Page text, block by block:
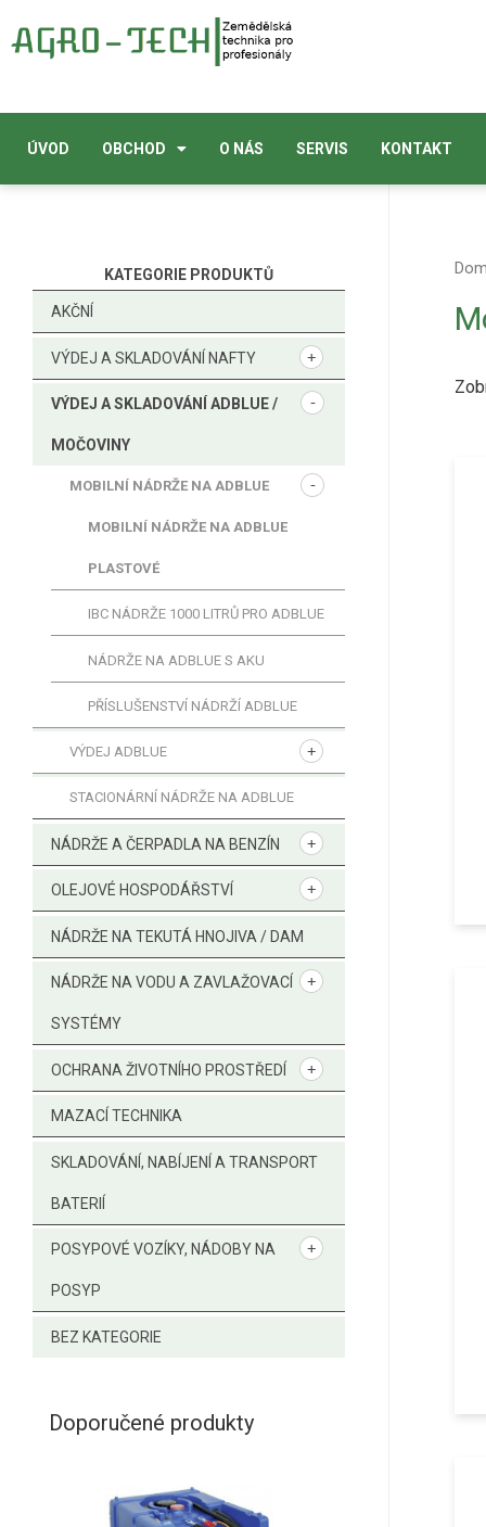
ÚVOD OBCHOD O NÁS SERVIS KONTAKT
KATEGORIE PRODUKTŮ
AKČNÍ
VÝDEJ A SKLADOVÁNÍ NAFTY
VÝDEJ A SKLADOVÁNÍ ADBLUE /
MOČOVINY
MOBILNÍ NÁDRŽE NA ADBLUE
MOBILNÍ NÁDRŽE NA ADBLUE
PLASTOVÉ
IBC NÁDRŽE 1000 LITRŮ PRO ADBLUE
NÁDRŽE NA ADBLUE S AKU
PŘÍSLUŠENSTVÍ NÁDRŽÍ ADBLUE
VÝDEJ ADBLUE
STACIONÁRNÍ NÁDRŽE NA ADBLUE
NÁDRŽE A ČERPADLA NA BENZÍN
OLEJOVÉ HOSPODÁŘSTVÍ
NÁDRŽE NA TEKUTÁ HNOJIVA / DAM
NÁDRŽE NA VODU A ZAVLAŽOVACÍ
SYSTÉMY
OCHRANA ŽIVOTNÍHO PROSTŘEDÍ
MAZACÍ TECHNIKA
SKLADOVÁNÍ, NABÍJENÍ A TRANSPORT
BATERIÍ
POSYPOVÉ VOZÍKY, NÁDOBY NA
POSYP
BEZ KATEGORIE
Doporučené produkty